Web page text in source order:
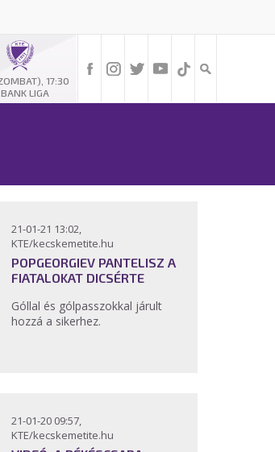
17:30
LIGA
21-01-21 13:02,
KTE/kecskemetite.hu
POPGEORGIEV PANTELISZ A
FIATALOKAT DICSÉRTE
Góllal és gólpasszokkal járult
hozzá a sikerhez.
21-01-20 09:57,
KTE/kecskemetite.hu